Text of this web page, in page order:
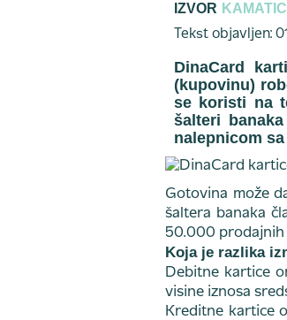
IZVOR
Tekst objavljen:
DinaCard
(kupovinu)
se koristi na
šalteri
nalepnicom
Gotovina može
šaltera banaka
50.000 prodajnih
Koja je razlika
Debitne kartice
visine iznosa
Kreditne kartice